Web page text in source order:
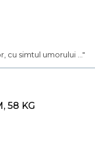
cu simtul umorului ..."
58 KG